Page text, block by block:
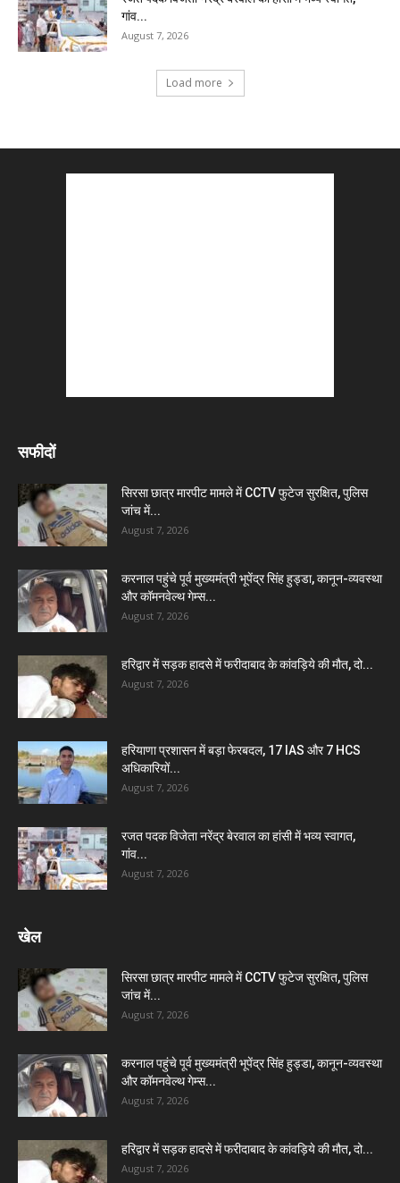
गांव...
August 7, 2026
Load more
सफीदों
सिरसा छात्र मारपीट मामले में CCTV फुटेज सुरक्षित, पुलिस
जांच में...
August 7, 2026
करनाल पहुंचे पूर्व मुख्यमंत्री भूपेंद्र सिंह हुड्डा, कानून-व्यवस्था
और कॉमनवेल्थ गेम्स...
August 7, 2026
हरिद्वार में सड़क हादसे में फरीदाबाद के कांवड़िये की मौत, दो...
August 7, 2026
हरियाणा प्रशासन में बड़ा फेरबदल, 17 IAS और 7 HCS
अधिकारियों...
August 7, 2026
रजत पदक विजेता नरेंद्र बेरवाल का हांसी में भव्य स्वागत,
गांव...
August 7, 2026
खेल
सिरसा छात्र मारपीट मामले में CCTV फुटेज सुरक्षित, पुलिस
जांच में...
August 7, 2026
करनाल पहुंचे पूर्व मुख्यमंत्री भूपेंद्र सिंह हुड्डा, कानून-व्यवस्था
और कॉमनवेल्थ गेम्स...
August 7, 2026
हरिद्वार में सड़क हादसे में फरीदाबाद के कांवड़िये की मौत, दो...
August 7, 2026